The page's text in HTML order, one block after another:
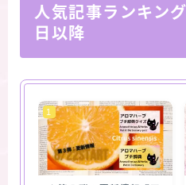
人気記事ランキング
日以降